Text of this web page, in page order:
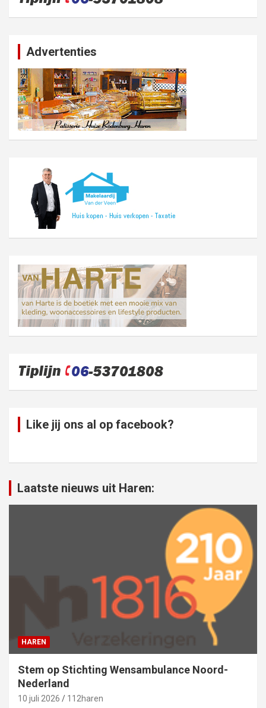
Advertenties
Like jij ons al op facebook?
Laatste nieuws uit Haren:
HAREN
Stem op Stichting Wensambulance Noord-
Nederland
10 juli 2026 112haren